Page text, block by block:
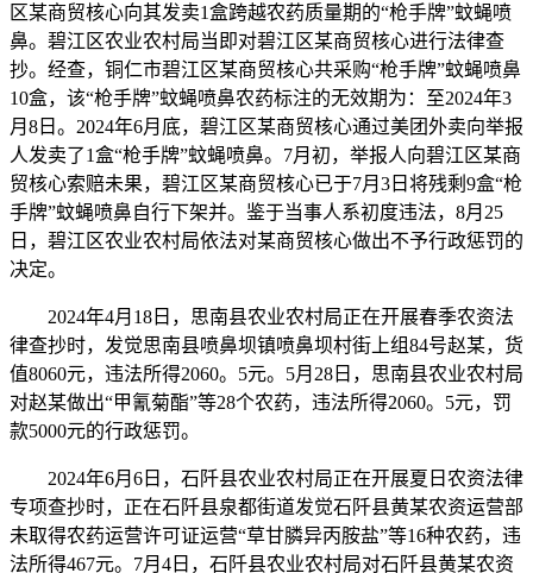
区某商贸核心向其发卖1盒跨越农药质量期的“枪手牌”蚊蝇喷
鼻。碧江区农业农村局当即对碧江区某商贸核心进行法律查
抄。经查，铜仁市碧江区某商贸核心共采购“枪手牌”蚊蝇喷鼻
10盒，该“枪手牌”蚊蝇喷鼻农药标注的无效期为：至2024年3
月8日。2024年6月底，碧江区某商贸核心通过美团外卖向举报
人发卖了1盒“枪手牌”蚊蝇喷鼻。7月初，举报人向碧江区某商
贸核心索赔未果，碧江区某商贸核心已于7月3日将残剩9盒“枪
手牌”蚊蝇喷鼻自行下架并。鉴于当事人系初度违法，8月25
日，碧江区农业农村局依法对某商贸核心做出不予行政惩罚的
决定。
2024年4月18日，思南县农业农村局正在开展春季农资法
律查抄时，发觉思南县喷鼻坝镇喷鼻坝村街上组84号赵某，货
值8060元，违法所得2060。5元。5月28日，思南县农业农村局
对赵某做出“甲氰菊酯”等28个农药，违法所得2060。5元，罚
款5000元的行政惩罚。
2024年6月6日，石阡县农业农村局正在开展夏日农资法律
专项查抄时，正在石阡县泉都街道发觉石阡县黄某农资运营部
未取得农药运营许可证运营“草甘膦异丙胺盐”等16种农药，违
法所得467元。7月4日，石阡县农业农村局对石阡县黄某农资